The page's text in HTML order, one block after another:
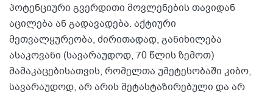
პოტენციური გვერდითი მოვლენების თავიდან
აცილება ან გადავადება. აქტიური
მეთვალყურეობა, ძირითადად, განიხილება
ასაკოვანი (სავარაუდოდ, 70 წლის ზემოთ)
მამაკაცებისათვის, რომელთა უმეტესობაში კიბო,
სავარაუდოდ, არ არის მეტასტაზირებული და არ